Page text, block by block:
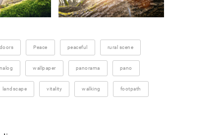
Peace peaceful rural scene
wallpaper panorama pano
landscape vitality walking footpath